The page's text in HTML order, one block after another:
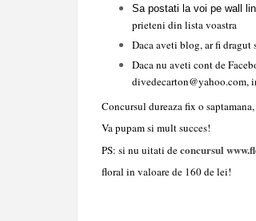
Sa postati la voi pe wall
prieteni din lista voastra
Dacaaveti blog, ar fi dragut
Daca nu aveti cont de
divedecarton@yahoo.com,
Concursul dureaza fix o
Va pupam si mult succes!
PS: si nu uitati deconcursul
floral in valoare de 160 de lei!